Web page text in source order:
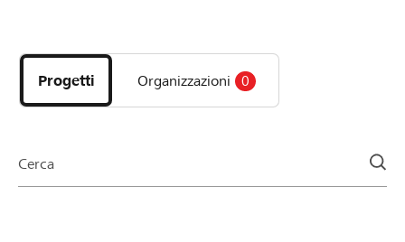
DE FR IT
i
progetti
e
della
Progetti Organizzazioni 0
Cerca